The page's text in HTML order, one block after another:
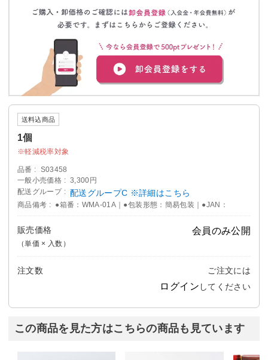
送料込商品
1個
軽減税率対象
品番
S03458
一般小売価格
3,300円
配送グループ
配送グループC ※詳細はこちら
商品備考 ●箱番：WMA-01A｜●包装形態：簡易包装｜●JAN：
販売価格
（単価 × 入数）
会員のみ公開
注文数 ご注文には
ログイン してください
この商品を見た方はこちらの商品も見ています